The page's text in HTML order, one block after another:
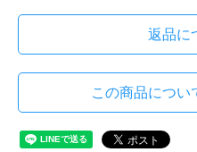
返品に
この商品につい